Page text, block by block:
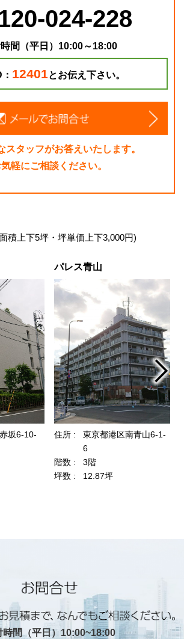
024-228
間（平日）10:00～18:00
12401とお伝え下さい。
スタッフがお答えいたします。
軽にご相談ください。
積上下5坪・坪単価上下3,000円)
時間（平日）10:00~18:00